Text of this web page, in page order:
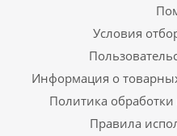
Условия
Информация о
Политика
Правила